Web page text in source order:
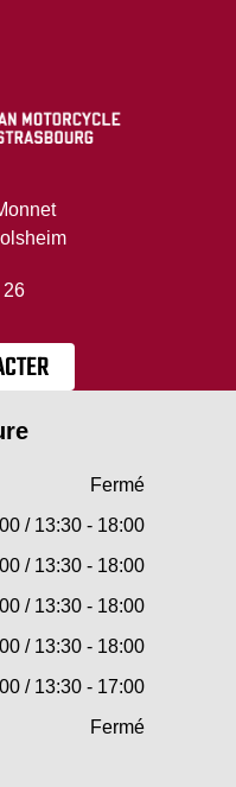
Fermé
/ 13:30 - 18:00
/ 13:30 - 18:00
/ 13:30 - 18:00
/ 13:30 - 18:00
/ 13:30 - 17:00
Fermé